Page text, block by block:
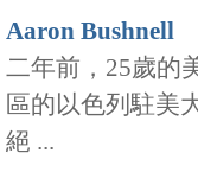
Aaron Bushnell
二年前，25歲的
區的以色列駐美
絕 ...